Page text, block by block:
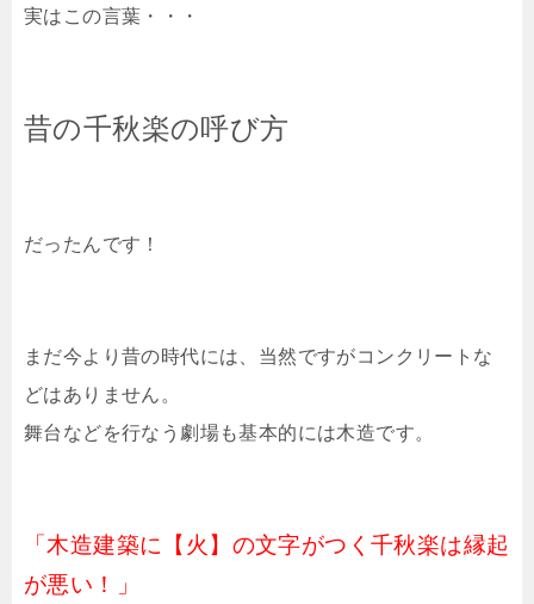
実はこの言葉・・・
昔の千秋楽の呼び方
だったんです！
まだ今より昔の時代には、当然ですがコンクリートな
どはありません。
舞台などを行なう劇場も基本的には木造です。
「木造建築に【火】の文字がつく千秋楽は縁起
が悪い！」